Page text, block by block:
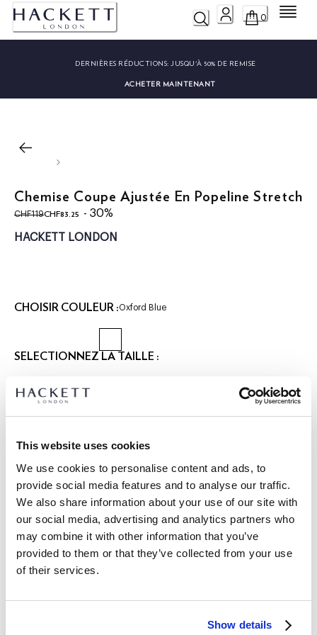
This website uses cookies
We use cookies to personalise content and ads, to
provide social media features and to analyse our traffic.
We also share information about your use of our site with
our social media, advertising and analytics partners who
may combine it with other information that you’ve
provided to them or that they’ve collected from your use
of their services.
Show details
0 Menu
DERNIÈRES RÉDUCTIONS: JUSQU'À 50% DE REMISE
ACHETER MAINTENANT
Chemise Coupe Ajustée En Popeline Stretch
CHF119
original price CHF119
CHF83.25
current price CHF83.25
- 30%
HACKETT LONDON
CHOISIR COULEUR :Oxford Blue
SÉLECTIONNEZ LA TAILLE :
XS S M
Le mannequin porte:
|
DÉTAILS DU PRODUIT
DESCRIPTION
HM3010540
- Hackett London
- Design coupe ajustée pour un look net et structuré
- Patte de boutonnage française pour une finition épurée et
LIVRAISON ET RETOURS
Livraison et retours gratuits
Cliquez et Collectez GRATUITE: entre 4-5 jours ouvrables
10% de remise sur votre